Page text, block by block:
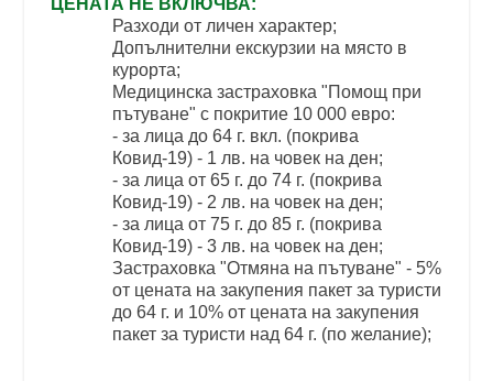
ЦЕНАТА НЕ ВКЛЮЧВА:
Разходи от личен характер;
Допълнителни екскурзии на място в
курорта;
Медицинска застраховка "Помощ при
пътуване" с покритие 10 000 еврo:
- за лица до 64 г. вкл. (покрива
Ковид-19) - 1 лв. на човек на ден;
- за лица от 65 г. до 74 г. (покрива
Ковид-19) - 2 лв. на човек на ден;
- за лица от 75 г. до 85 г. (покрива
Ковид-19) - 3 лв. на човек на ден;
Застраховка "Отмяна на пътуване" - 5%
от цената на закупения пакет за туристи
до 64 г. и 10% от цената на закупения
пакет за туристи над 64 г. (по желание);